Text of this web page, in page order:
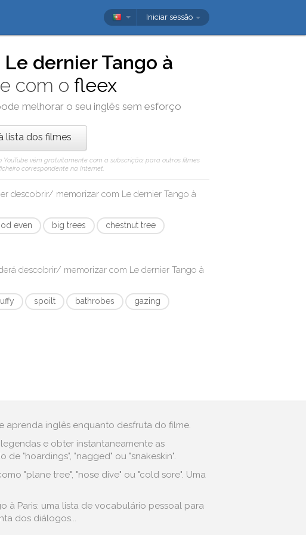
Iniciar sessão
Le dernier Tango à
e com ofleex
melhorar o seu inglês sem esforço
lista dos filmes
YouTube vêm gratuitamente com a subscrição; para outros filmes
correspondente na Internet.
descobrir/ memorizar com Le dernier Tango à
even big trees
chestnut tree
descobrir/ memorizar com Le dernier Tango à
spoilt bathrobes
gazing
aprenda inglês enquanto desfruta do filme.
e obter instantaneamente as
"hoardings", "nagged" ou "snakeskin".
"plane tree", "nose dive" ou "cold sore". Uma
à Paris: uma lista de vocabulário pessoal para
dos diálogos...